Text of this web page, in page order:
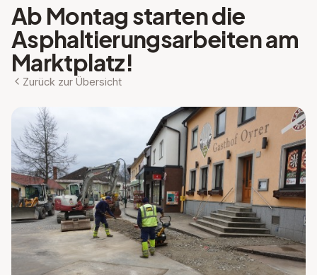
Ab Montag starten die
Asphaltierungsarbeiten am
Marktplatz!
Zurück zur Übersicht